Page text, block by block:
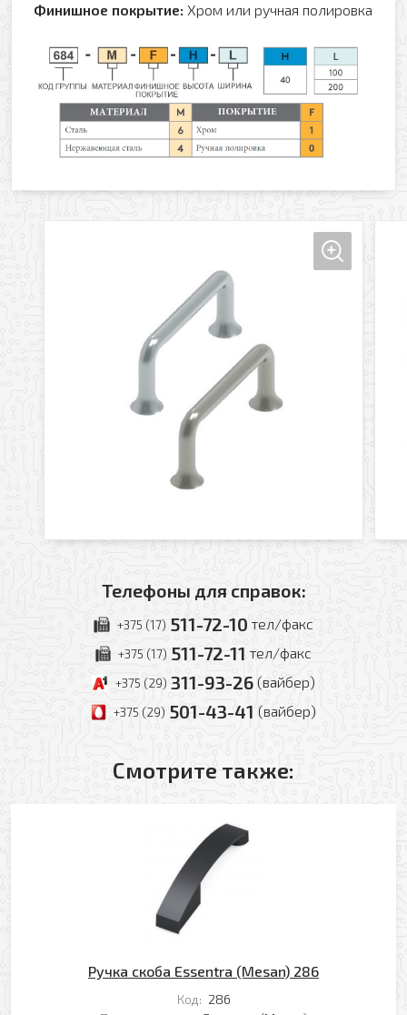
Финишное покрытие: Хром или ручная полировка
Телефоны для справок:
+375 (17) 511-72-10 тел/факс
+375 (17) 511-72-11 тел/факс
+375 (29) 311-93-26 (вайбер)
+375 (29) 501-43-41 (вайбер)
Смотрите также:
Ручка скоба Essentra (Mesan) 286
Код: 286
Заказать обратный звонок
Ваш телефон